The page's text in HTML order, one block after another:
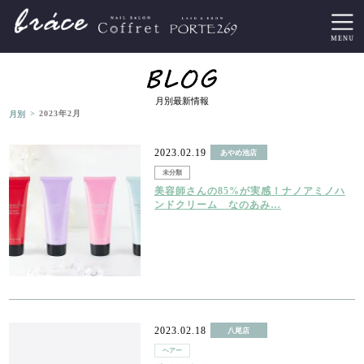
月別最新情報
月別> 2023年2月
2023.02.19 あやめ池店
未分類
美容師さんの85%が実感！ナノアミノハ
ンドクリーム なのあみ…
2023.02.18 八尾店
ヘアー